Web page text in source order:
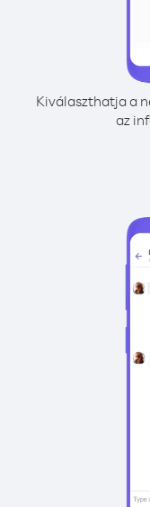
Kiválaszthatja a
az